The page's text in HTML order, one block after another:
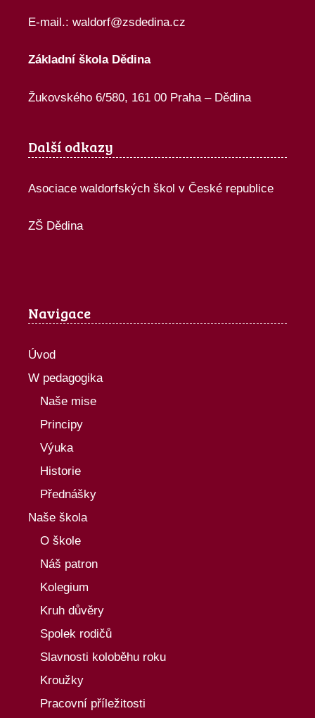
E-mail.: waldorf@zsdedina.cz
Základní škola Dědina
Žukovského 6/580, 161 00 Praha – Dědina
Další odkazy
Asociace waldorfských škol v České republice
ZŠ Dědina
Navigace
Úvod
W pedagogika
Naše mise
Principy
Výuka
Historie
Přednášky
Naše škola
O škole
Náš patron
Kolegium
Kruh důvěry
Spolek rodičů
Slavnosti koloběhu roku
Kroužky
Pracovní příležitosti